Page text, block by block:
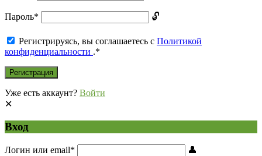
Пароль*
Регистрируясь, вы соглашаетесь с Политикой
конфиденциальности .*
Уже есть аккаунт? Войти
Вход
Логин или email*